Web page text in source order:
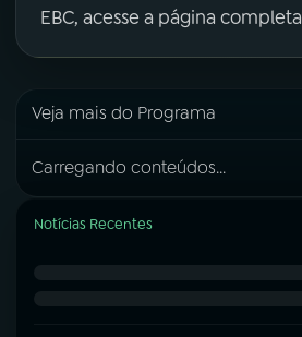
EBC, acesse a página completa
Veja mais do Programa
Carregando conteúdos...
Notícias Recentes